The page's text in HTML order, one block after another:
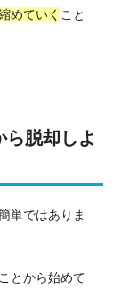
めていく こと
ら脱却しよ
単ではありま
とから始めて